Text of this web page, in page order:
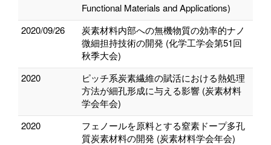
Functional Materials and Applications)
2020/09/26
炭素材料内部への無機物質の効率的ナノ
微細担持技術の開発 (化学工学会第51回
秋季大会)
2020
ピッチ系炭素繊維の賦活における熱処理
方法が細孔形成に与える影響 (炭素材料
学会年会)
2020
フェノールを原料とする窒素ドープ多孔
質炭素材料の開発 (炭素材料学会年会)